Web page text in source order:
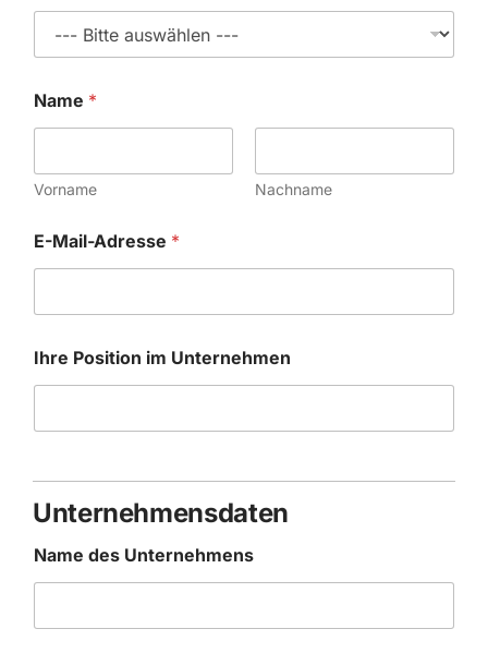
Name *
Vorname Nachname
E-Mail-Adresse *
Ihre Position im Unternehmen
Unternehmensdaten
Name des Unternehmens